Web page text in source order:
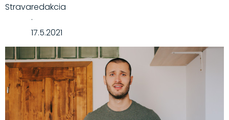
Stravaredakcia
·
17.5.2021